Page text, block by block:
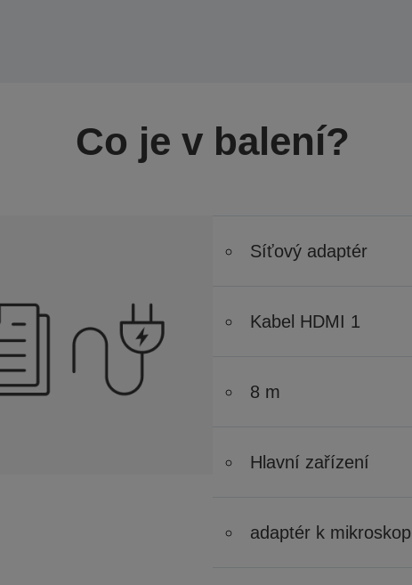
Co je v balení?
Síťový adaptér
Kabel HDMI 1
8 m
Hlavní zařízení
adaptér k